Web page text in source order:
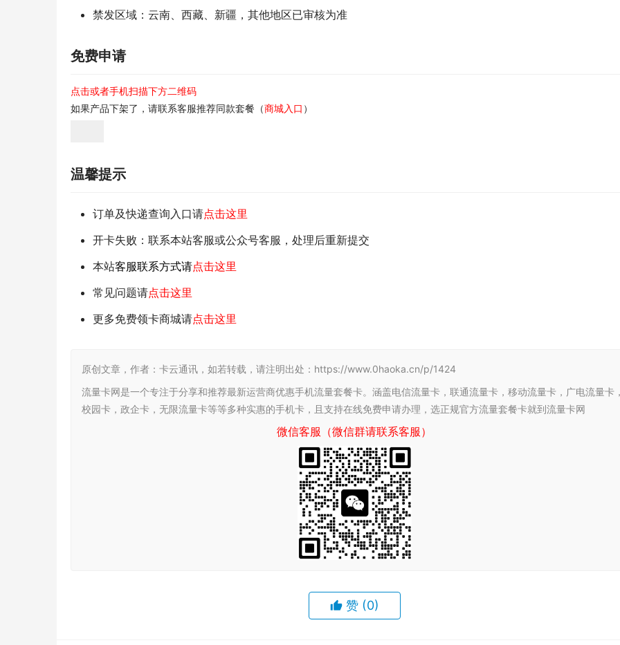
禁发区域：云南、西藏、新疆，其他地区已审核为准
免费申请
点击或者手机扫描下方二维码
如果产品下架了，请联系客服推荐同款套餐（商城入口 ）
温馨提示
订单及快递查询入口请点击这里
开卡失败：联系本站客服或公众号客服，处理后重新提交
本站客服联系方式请点击这里
常见问题请点击这里
更多免费领卡商城请点击这里
原创文章，作者：卡云通讯，如若转载，请注明出处：https://www.0haoka.cn/p/1424
流量卡网是一个专注于分享和推荐最新运营商优惠手机流量套餐卡。涵盖电信流量卡，联通流量卡，移动流量卡，广电流量卡
校园卡，政企卡，无限流量卡等等多种实惠的手机卡，且支持在线免费申请办理，选正规官方流量套餐卡就到流量卡网
微信客服（微信群请联系客服）
赞 (0)